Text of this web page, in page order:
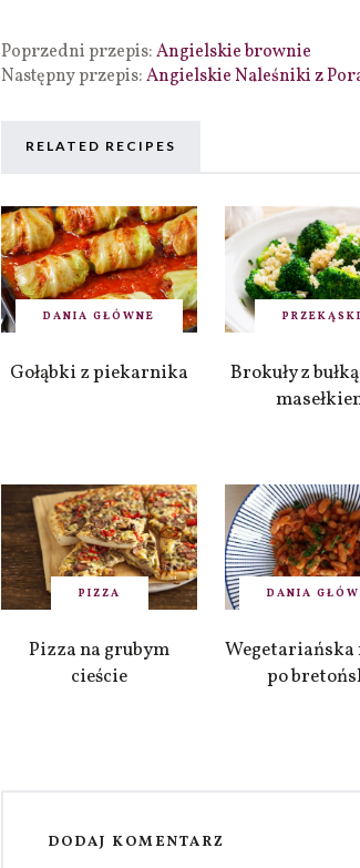
Poprzedni przepis:Angielskie brownie
Następny przepis:Angielskie Naleśniki z
RELATED RECIPES
DANIA GŁÓWNE
Gołąbki z piekarnika
PRZEKĄSKI
Brokuły z
PIZZA
Pizza na grubym
cieście
DANIA
Wegetariańska
po
DODAJ KOMENTARZ